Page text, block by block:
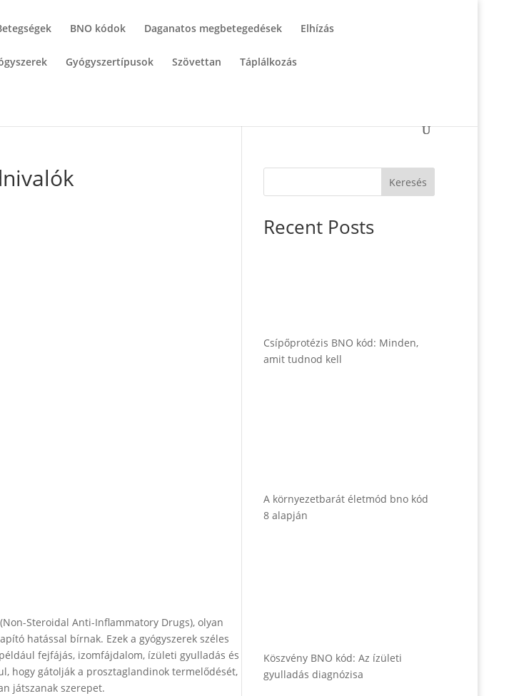
BNO kódok Daganatos megbetegedések Elhízás
Gyógyszertípusok Szövettan Táplálkozás
Steroidal Anti-Inflammatory Drugs), olyan
hatással bírnak. Ezek a gyógyszerek széles
fejfájás, izomfájdalom, ízületi gyulladás és
hogy gátolják a prosztaglandinok termelődését,
játszanak szerepet.
Keresés
Recent Posts
Csípőprotézis BNO kód: Minden,
amit tudnod kell
A környezetbarát életmód bno kód
8 alapján
Köszvény BNO kód: Az ízületi
gyulladás diagnózisa